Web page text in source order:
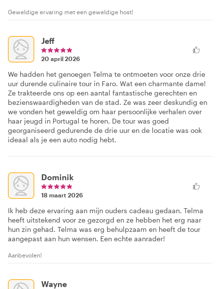
Geweldige ervaring met een geweldige host!
Jeff
20 april 2026
We hadden het genoegen Telma te ontmoeten voor onze drie
uur durende culinaire tour in Faro. Wat een charmante dame!
Ze trakteerde ons op een aantal fantastische gerechten en
bezienswaardigheden van de stad. Ze was zeer deskundig en
we vonden het geweldig om haar persoonlijke verhalen over
haar jeugd in Portugal te horen. De tour was goed
georganiseerd gedurende de drie uur en de locatie was ook
ideaal als je een auto nodig hebt.
Dominik
18 maart 2026
Ik heb deze ervaring aan mijn ouders cadeau gedaan. Telma
heeft uitstekend voor ze gezorgd en ze hebben het erg naar
hun zin gehad. Telma was erg behulpzaam en heeft de tour
aangepast aan hun wensen. Een echte aanrader!
Aanbevolen!
Wayne